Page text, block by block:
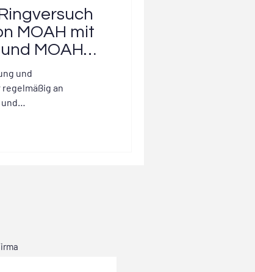
MOAH mit
MOAH
und
an